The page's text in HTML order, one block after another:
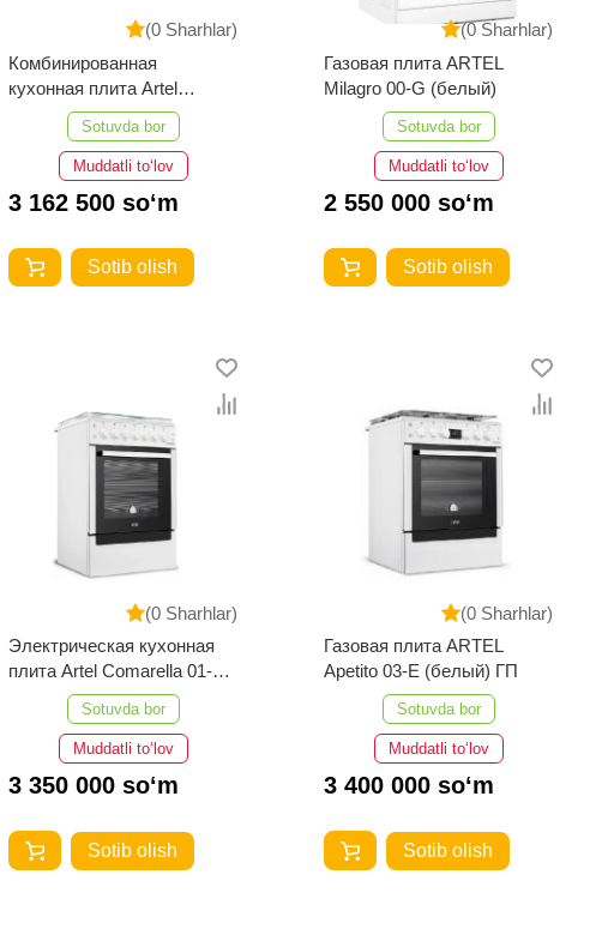
(0 Sharhlar)
Комбинированная
кухонная плита Artel
Milagro 50 02-K КП Серый
Sotuvda bor
Muddatli to‘lov
3 162 500 so‘m
Sotib olish
(0 Sharhlar)
Газовая плита ARTEL
Milagro 00-G (белый)
Sotuvda bor
Muddatli to‘lov
2 550 000 so‘m
Sotib olish
(0 Sharhlar)
Электрическая кухонная
плита Artel Comarella 01-E
белый ЭП
Sotuvda bor
Muddatli to‘lov
3 350 000 so‘m
Sotib olish
(0 Sharhlar)
Газовая плита ARTEL
Apetito 03-E (белый) ГП
Sotuvda bor
Muddatli to‘lov
3 400 000 so‘m
Sotib olish